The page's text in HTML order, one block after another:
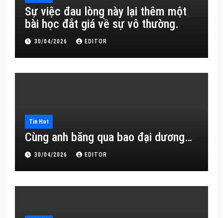
Sự việc đau lòng này lại thêm một
bài học đắt giá về sự vô thường.
30/04/2026 EDITOR
Tin Hot
Cùng anh băng qua bao đại dương…
30/04/2026 EDITOR